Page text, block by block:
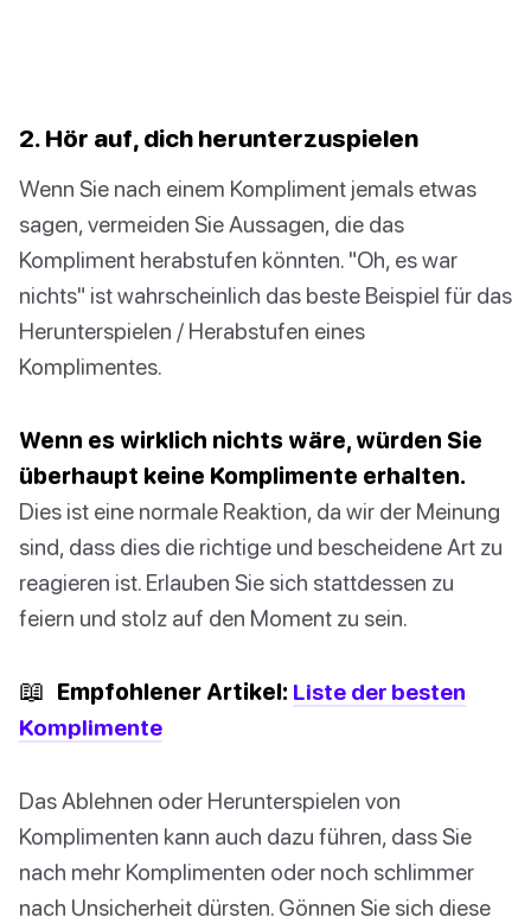
2. Hör auf, dich herunterzuspielen
Wenn Sie nach einem Kompliment jemals etwas
sagen, vermeiden Sie Aussagen, die das
Kompliment herabstufen könnten. "Oh, es war
nichts" ist wahrscheinlich das beste Beispiel für das
Herunterspielen / Herabstufen eines
Komplimentes.
Wenn es wirklich nichts wäre, würden Sie
überhaupt keine Komplimente erhalten.
Dies ist eine normale Reaktion, da wir der Meinung
sind, dass dies die richtige und bescheidene Art zu
reagieren ist. Erlauben Sie sich stattdessen zu
feiern und stolz auf den Moment zu sein.
📖 Empfohlener Artikel: Liste der besten
Komplimente
Das Ablehnen oder Herunterspielen von
Komplimenten kann auch dazu führen, dass Sie
nach mehr Komplimenten oder noch schlimmer
nach Unsicherheit dürsten. Gönnen Sie sich diese